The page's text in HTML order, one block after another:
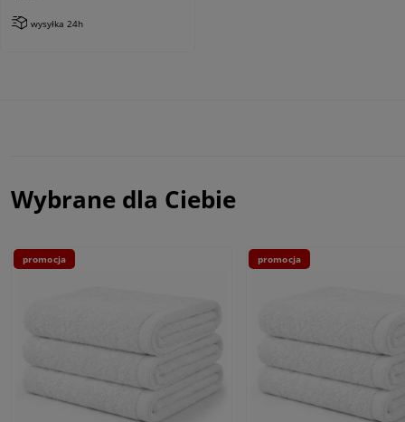
wysyłka 24h
Wybrane dla Ciebie
promocja promocja